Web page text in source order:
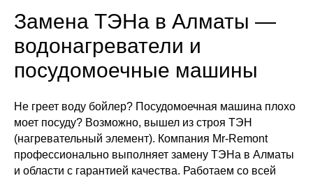
Замена ТЭНа в Алматы —
водонагреватели и
посудомоечные машины
Не греет воду бойлер? Посудомоечная машина плохо
моет посуду? Возможно, вышел из строя ТЭН
(нагревательный элемент). Компания Mr-Remont
профессионально выполняет замену ТЭНа в Алматы
и области с гарантией качества. Работаем со всей